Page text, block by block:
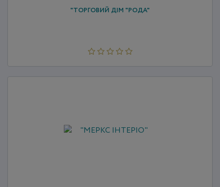
"ТОРГОВИЙ ДІМ "РОДА"